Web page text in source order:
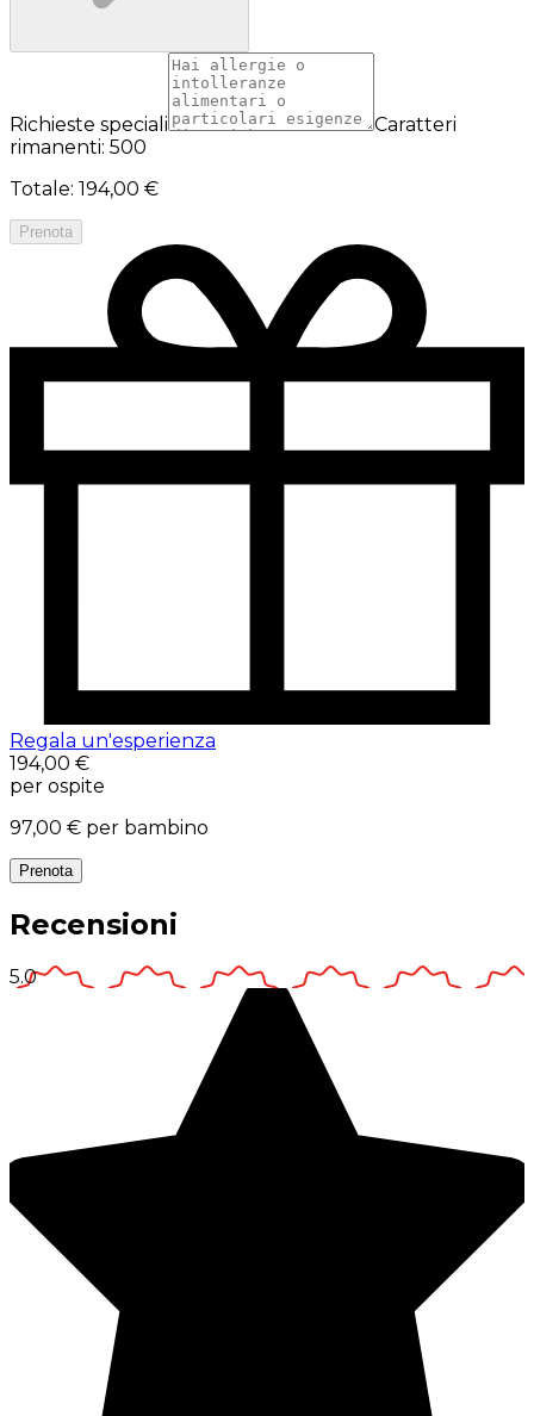
Richieste speciali
Caratteri
rimanenti: 500
Totale: 194,00 €
Prenota
Regala un'esperienza
194,00 €
per ospite
97,00 € per bambino
Prenota
Recensioni
5.0